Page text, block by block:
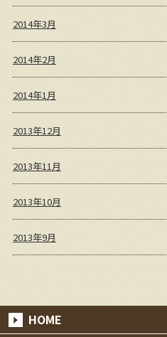
2014年3月
2014年2月
2014年1月
2013年12月
2013年11月
2013年10月
2013年9月
HOME